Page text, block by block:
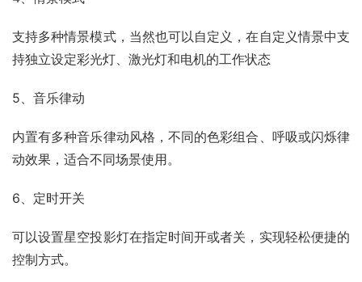
支持多种情景模式，当然也可以自定义，在自定义情景中支
持独立设定彩光灯、激光灯和电机的工作状态
5、音乐律动
内置有多种音乐律动风格，不同的色彩组合、呼吸或闪烁律
动效果，适合不同场景使用。
6、定时开关
可以设置星空投影灯在指定时间开或者关，实现轻松便捷的
控制方式。